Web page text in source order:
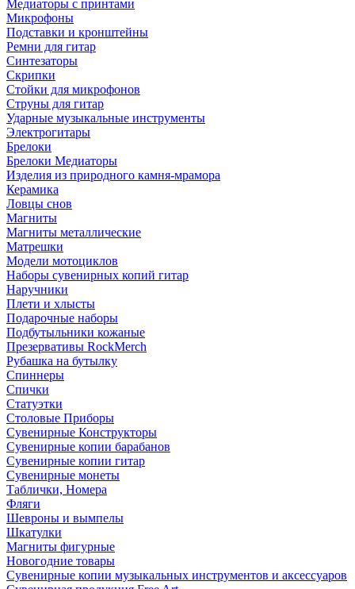
Медиаторы с принтами
Микрофоны
Подставки и кронштейны
Ремни для гитар
Синтезаторы
Скрипки
Стойки для микрофонов
Струны для гитар
Ударные музыкальные инструменты
Электрогитары
Брелоки
Брелоки Медиаторы
Изделия из природного камня-мрамора
Керамика
Ловцы снов
Магниты
Магниты металлические
Матрешки
Модели мотоциклов
Наборы сувенирных копий гитар
Наручники
Плети и хлысты
Подарочные наборы
Подбутыльники кожаные
Презервативы RockMerch
Рубашка на бутылку
Спиннеры
Спички
Статуэтки
Столовые Приборы
Сувенирные Конструкторы
Сувенирные копии барабанов
Сувенирные копии гитар
Сувенирные монеты
Таблички, Номера
Фляги
Шевроны и вымпелы
Шкатулки
Магниты фигурные
Новогодние товары
Сувенирные копии музыкальных инструментов и аксессуаров